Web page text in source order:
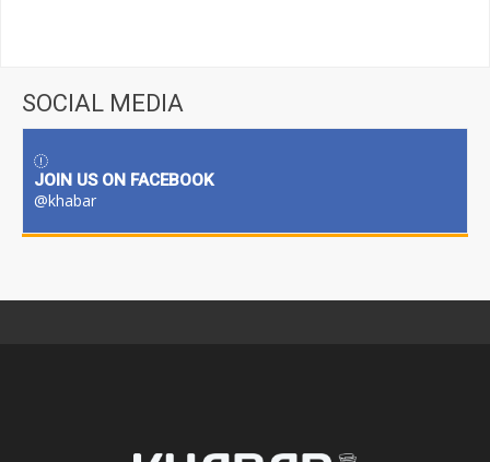
SOCIAL MEDIA
JOIN US ON FACEBOOK
@khabar